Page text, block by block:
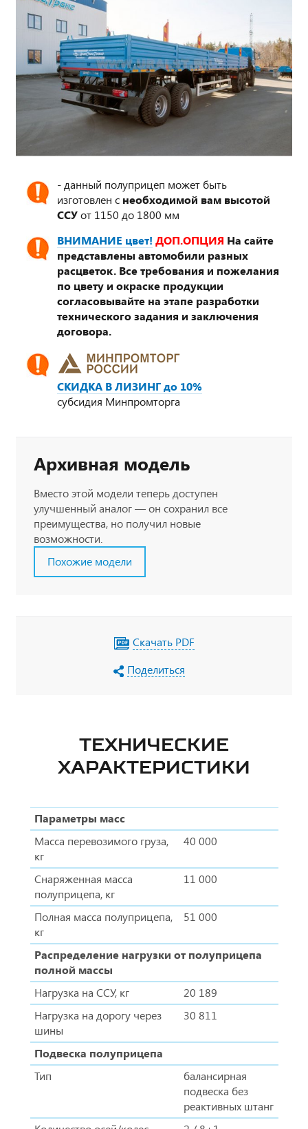
- данный полуприцеп может быть
изготовлен с необходимой вам высотой
ССУот 1150 до 1800 мм
ВНИМАНИЕ цвет! ДОП.ОПЦИЯ На сайте
представлены автомобили разных
расцветок. Все требования и пожелания
по цвету и окраске продукции
согласовывайте на этапе разработки
технического задания и заключения
договора.
СКИДКА В ЛИЗИНГ до 10%
субсидия Минпромторга
Архивная модель
Вместо этой модели теперь доступен
улучшенный аналог — он сохранил все
преимущества, но получил новые
возможности.
Похожие модели
Скачать PDF
Поделиться
ТЕХНИЧЕСКИЕ
ХАРАКТЕРИСТИКИ
Параметры масс
Масса перевозимого груза,
кг
40 000
Снаряженная масса
полуприцепа, кг
11 000
Полная масса полуприцепа,
кг
51 000
Распределение нагрузки от полуприцепа
полной массы
Нагрузка на ССУ, кг
20 189
Нагрузка на дорогу через
шины
30 811
Подвеска полуприцепа
Тип
балансирная
подвеска без
реактивных штанг